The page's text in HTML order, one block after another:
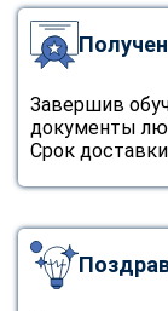
Завершив
документы
Срок